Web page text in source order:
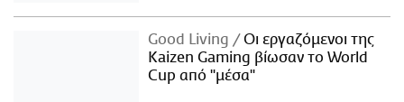
Good Living
Οι εργαζόμενοι της
Kaizen Gaming βίωσαν το World
Cup από "μέσα"